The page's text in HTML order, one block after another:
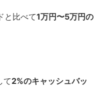
と比べて1万円〜5万円の
て2%のキャッシュバッ